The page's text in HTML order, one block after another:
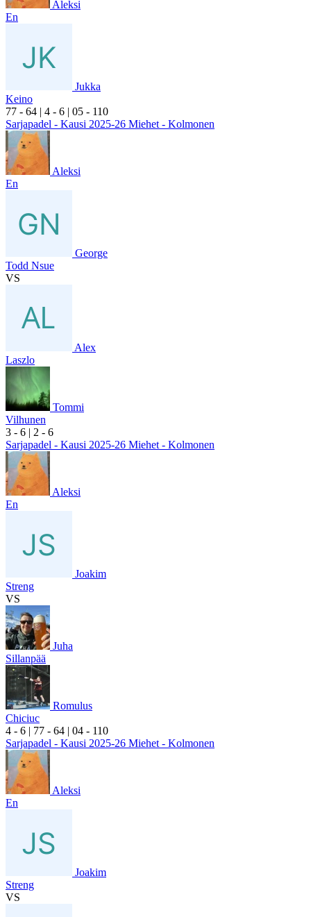
Aleksi
En
Jukka
Keino
77 - 64 | 4 - 6 | 05 - 110
Sarjapadel - Kausi 2025-26 Miehet - Kolmonen
Aleksi
En
George
Todd Nsue
VS
Alex
Laszlo
Tommi
Vilhunen
3 - 6 | 2 - 6
Sarjapadel - Kausi 2025-26 Miehet - Kolmonen
Aleksi
En
Joakim
Streng
VS
Juha
Sillanpää
Romulus
Chiciuc
4 - 6 | 77 - 64 | 04 - 110
Sarjapadel - Kausi 2025-26 Miehet - Kolmonen
Aleksi
En
Joakim
Streng
VS